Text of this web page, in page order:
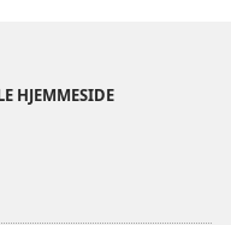
HJEMMESIDE